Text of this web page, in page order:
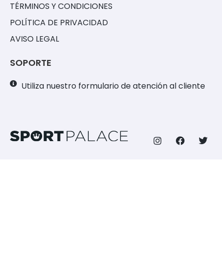
TÉRMINOS Y CONDICIONES
POLÍTICA DE PRIVACIDAD
AVISO LEGAL
SOPORTE
Utiliza nuestro formulario de atención al cliente